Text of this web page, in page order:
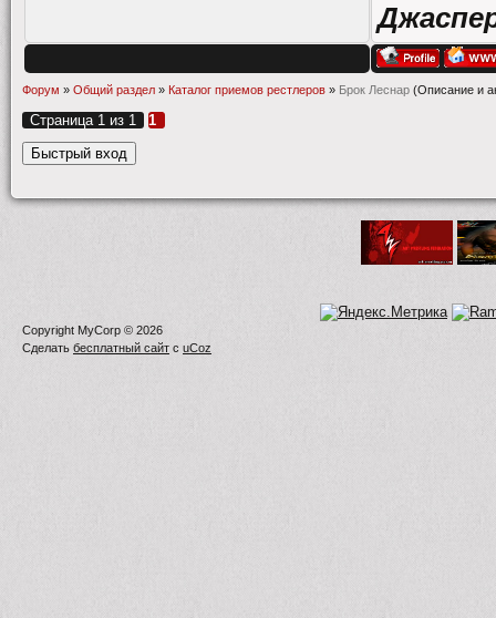
Форум » Общий раздел » Каталог приемов рестлеров » Брок Леснар (Описание и
Страница 1 из 1 1
Copyright MyCorp © 2026
Сделать бесплатный сайт с uCoz